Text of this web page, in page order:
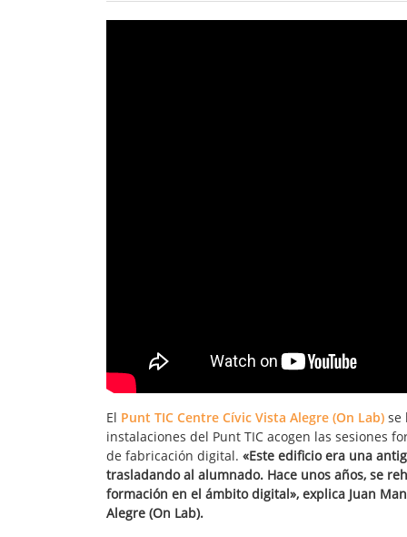
El Punt TIC Centre Cívic Vista Alegre (On Lab) se
instalaciones del Punt TIC acogen las sesiones
de fabricación digital. «Este edificio era una
trasladando al alumnado. Hace unos años, se
formación en el ámbito digital», explica Juan
Alegre (On Lab).